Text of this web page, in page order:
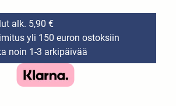
alk. 5,90 €
yli 150 euron ostoksiin
noin 1-3 arkipäivää